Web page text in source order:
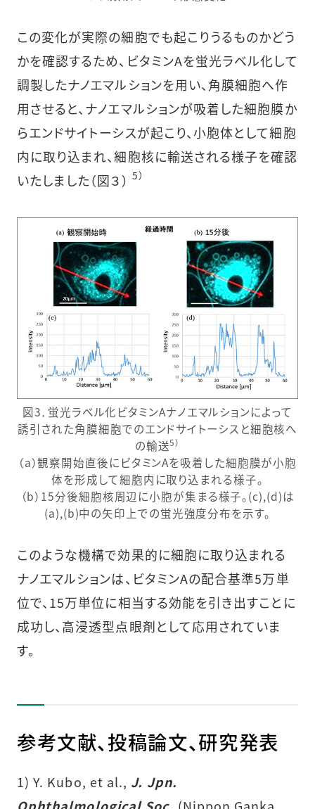
この変化が実際の細胞でも起こりうるものかどう
かを確認するため、ビタミンAを蛍光ラベル化して
調製したナノエマルションを用い、角膜細胞へ作
用させると、ナノエマルションが吸着した細胞膜か
らエンドサイトーシスが起こり、小胞体として細胞
内に取り込まれ、細胞核に輸送される様子を確認
いたしました（図３） 5）
図3．蛍光ラベル化ビタミンAナノエマルションによって
誘引された角膜細胞でのエンドサイトーシスと細胞核へ
の輸送5）
（a）観察開始直後にビタミンAを吸着した細胞膜が小胞
体を形成して細胞内に取り込まれる様子。
（b）15分後細胞核周辺に小胞が集まる様子。(c),(d)は
(a),(b)中の矢印上での蛍光強度分布を示す。
このような機構で効果的に細胞に取り込まれる
ナノエマルションは、ビタミンAの配合基準5万単
位で、15万単位に相当する効能を引き出すことに
成功し、高浸透型点眼剤として応用されていま
す。
参考文献、投稿論文、研究発表
1) Y. Kubo, et al., J. Jpn.
Ophthalmological Soc. (Nippon Ganka